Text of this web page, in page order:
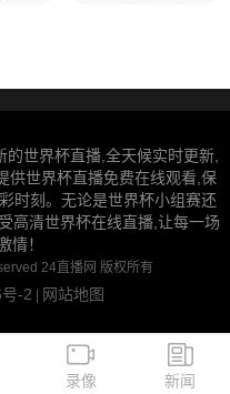
世界杯直播,全天候实时更新,
供世界杯直播免费在线观看,保
时刻。无论是世界杯小组赛还
高清世界杯在线直播,让每一场
情！
24直播网 版权所有
-2 | 网站地图
录像 新闻